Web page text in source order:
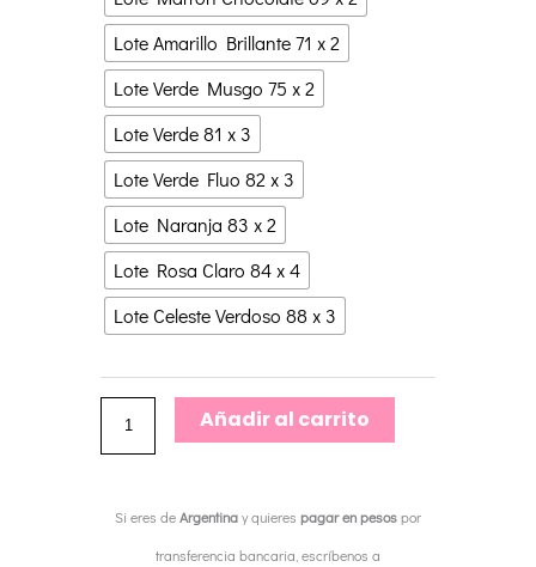
Lote Amarillo Brillante 71 x 2
Lote Verde Musgo 75 x 2
Lote Verde 81 x 3
Lote Verde Fluo 82 x 3
Lote Naranja 83 x 2
Lote Rosa Claro 84 x 4
Lote Celeste Verdoso 88 x 3
cantidad
Añadir al carrito
Si eres deArgentinay quieres pagar en pesospor
transferencia bancaria, escríbenos a